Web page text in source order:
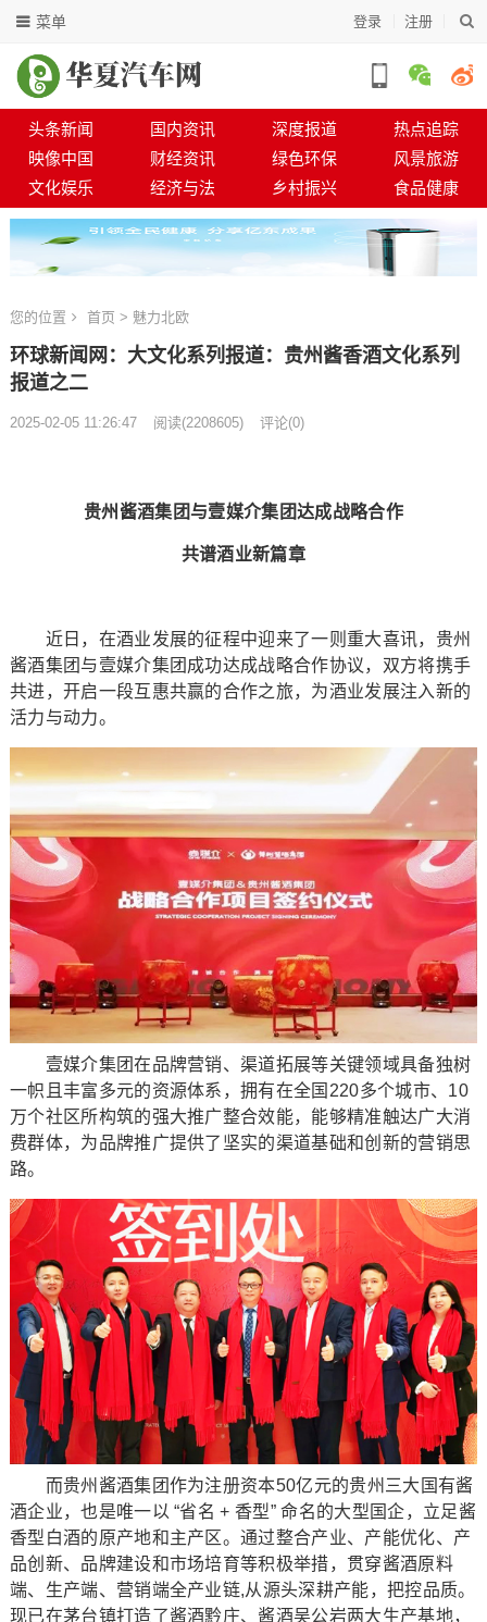
登录 注册
菜单
头条新闻 国内资讯 深度报道
热点追踪
映像中国
财经资讯 绿色环保
风景旅游
文化娱乐
经济与法 乡村振兴 食品健康
您的位置 首页 > 魅力北欧
环球新闻网：大文化系列报道：贵州酱香酒文化系列
报道之二
2025-02-05 11:26:47 阅读(2208605) 评论(0)
贵州酱酒集团与壹媒介集团达成战略合作
共谱酒业新篇章
近日，在酒业发展的征程中迎来了一则重大喜讯，贵州
酱酒集团与壹媒介集团成功达成战略合作协议，双方将携手
共进，开启一段互惠共赢的合作之旅，为酒业发展注入新的
活力与动力。
壹媒介集团在品牌营销、渠道拓展等关键领域具备独树
一帜且丰富多元的资源体系，拥有在全国220多个城市、10
万个社区所构筑的强大推广整合效能，能够精准触达广大消
费群体，为品牌推广提供了坚实的渠道基础和创新的营销思
路。
而贵州酱酒集团作为注册资本50亿元的贵州三大国有酱
酒企业，也是唯一以 “省名 + 香型” 命名的大型国企，立足酱
香型白酒的原产地和主产区。通过整合产业、产能优化、产
品创新、品牌建设和市场培育等积极举措，贯穿酱酒原料
端、生产端、营销端全产业链,从源头深耕产能，把控品质。
现已在茅台镇打造了酱酒黔庄、酱酒吴公岩两大生产基地，